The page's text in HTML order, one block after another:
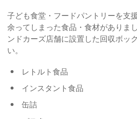
子ども食堂・フードパントリーを支
余ってしまった食品・食材がありま
ンドカーズ店舗に設置した回収ボッ
い。
レトルト食品
インスタント食品
缶詰